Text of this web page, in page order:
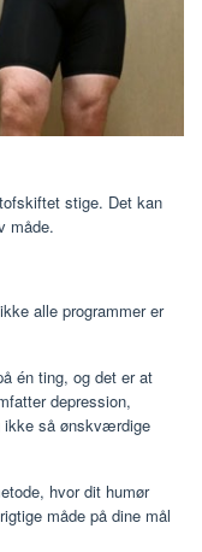
stige. Det kan
måde.
alle programmer er
én ting, og det er at
depression,
ikke så ønskværdige
hvor dit humør
måde på dine mål